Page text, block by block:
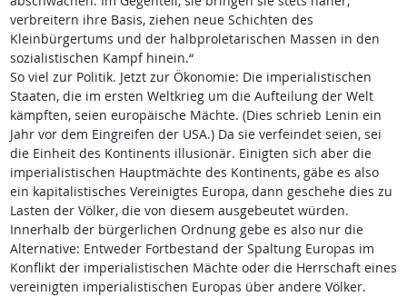
verbreitern ihre Basis, ziehen neue Schichten des
Kleinbürgertums und der halbproletarischen Massen in den
sozialistischen Kampf hinein.“
So viel zur Politik. Jetzt zur Ökonomie: Die imperialistischen
Staaten, die im ersten Weltkrieg um die Aufteilung der Welt
kämpften, seien europäische Mächte. (Dies schrieb Lenin ein
Jahr vor dem Eingreifen der USA.) Da sie verfeindet seien, sei
die Einheit des Kontinents illusionär. Einigten sich aber die
imperialistischen Hauptmächte des Kontinents, gäbe es also
ein kapitalistisches Vereinigtes Europa, dann geschehe dies zu
Lasten der Völker, die von diesem ausgebeutet würden.
Innerhalb der bürgerlichen Ordnung gebe es also nur die
Alternative: Entweder Fortbestand der Spaltung Europas im
Konflikt der imperialistischen Mächte oder die Herrschaft eines
vereinigten imperialistischen Europas über andere Völker.